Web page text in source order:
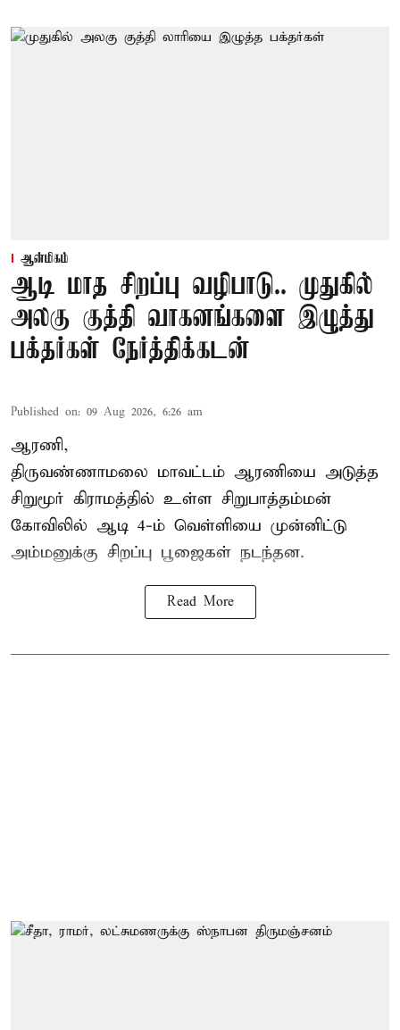
ஆன்மிகம்
ஆடி மாத சிறப்பு வழிபாடு.. முதுகில்
அலகு குத்தி வாகனங்களை இழுத்து
பக்தர்கள் நேர்த்திக்கடன்
Published on: 09 Aug 2026, 6:26 am
ஆரணி,
திருவண்ணாமலை மாவட்டம் ஆரணியை அடுத்த
சிறுமூர் கிராமத்தில் உள்ள சிறுபாத்தம்மன்
கோவிலில் ஆடி 4-ம் வெள்ளியை முன்னிட்டு
அம்மனுக்கு சிறப்பு பூஜைகள் நடந்தன.
Read More